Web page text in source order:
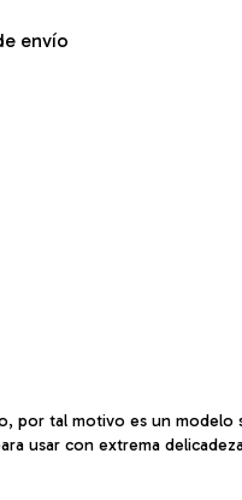
envío
por tal motivo es un modelo
usar con extrema